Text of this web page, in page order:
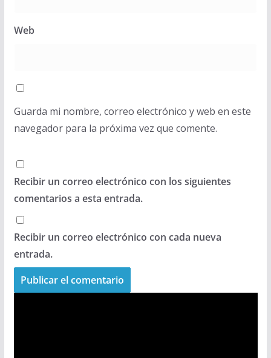
Web
Guarda mi nombre, correo electrónico y web en este
navegador para la próxima vez que comente.
Recibir un correo electrónico con los siguientes
comentarios a esta entrada.
Recibir un correo electrónico con cada nueva
entrada.